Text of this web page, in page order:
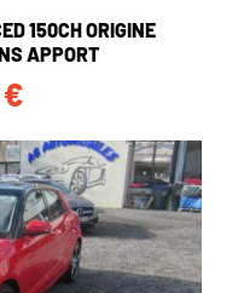
150CH ORIGINE
APPORT
€